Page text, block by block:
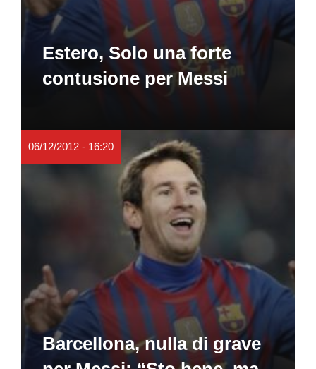
Estero, Solo una forte
contusione per Messi
06/12/2012 - 16:20
Barcellona, nulla di grave